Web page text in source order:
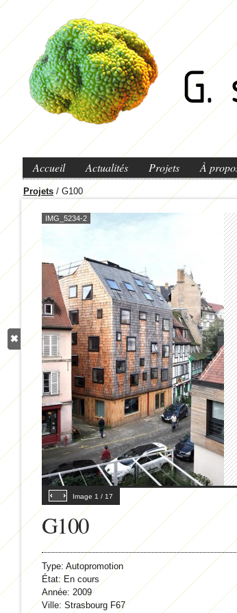
Accueil Actualités Projets À
Projets / G100
IMG_5234-2
Image 1 / 17
G100
Type: Autopromotion
État:En cours
Année: 2009
Ville: Strasbourg F67